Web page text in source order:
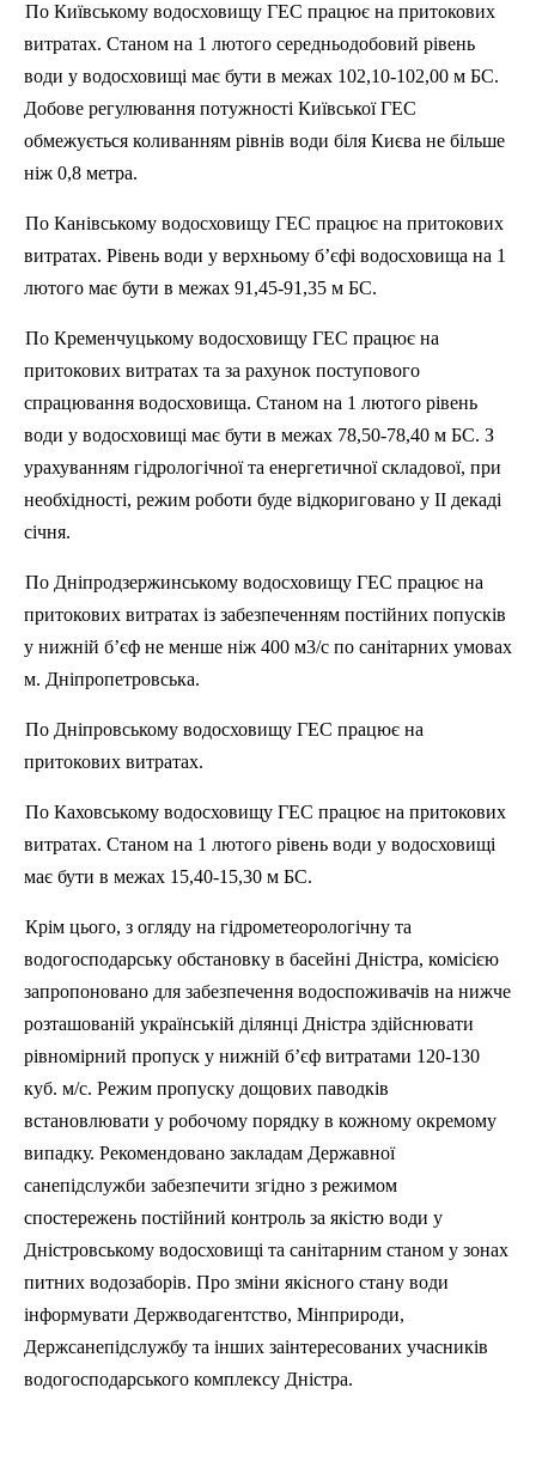
По Київському водосховищу ГЕС працює на притокових
витратах. Станом на 1 лютого середньодобовий рівень
води у водосховищі має бути в межах 102,10-102,00 м БС.
Добове регулювання потужності Київської ГЕС
обмежується коливанням рівнів води біля Києва не більше
ніж 0,8 метра.
По Канівському водосховищу ГЕС працює на притокових
витратах. Рівень води у верхньому б’єфі водосховища на 1
лютого має бути в межах 91,45-91,35 м БС.
По Кременчуцькому водосховищу ГЕС працює на
притокових витратах та за рахунок поступового
спрацювання водосховища. Станом на 1 лютого рівень
води у водосховищі має бути в межах 78,50-78,40 м БС. З
урахуванням гідрологічної та енергетичної складової, при
необхідності, режим роботи буде відкориговано у ІІ декаді
січня.
По Дніпродзержинському водосховищу ГЕС працює на
притокових витратах із забезпеченням постійних попусків
у нижній б’єф не менше ніж 400 м3/с по санітарних умовах
м. Дніпропетровська.
По Дніпровському водосховищу ГЕС працює на
притокових витратах.
По Каховському водосховищу ГЕС працює на притокових
витратах. Станом на 1 лютого рівень води у водосховищі
має бути в межах 15,40-15,30 м БС.
Крім цього, з огляду на гідрометеорологічну та
водогосподарську обстановку в басейні Дністра, комісією
запропоновано для забезпечення водоспоживачів на нижче
розташованій українській ділянці Дністра здійснювати
рівномірний пропуск у нижній б’єф витратами 120-130
куб. м/с. Режим пропуску дощових паводків
встановлювати у робочому порядку в кожному окремому
випадку. Рекомендовано закладам Державної
санепідслужби забезпечити згідно з режимом
спостережень постійний контроль за якістю води у
Дністровському водосховищі та санітарним станом у зонах
питних водозаборів. Про зміни якісного стану води
інформувати Держводагентство, Мінприроди,
Держсанепідслужбу та інших заінтересованих учасників
водогосподарського комплексу Дністра.